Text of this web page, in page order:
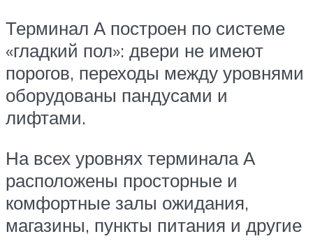
Терминал А построен по системе
«гладкий пол»: двери не имеют
порогов, переходы между уровнями
оборудованы пандусами и
лифтами.
На всех уровнях терминала А
расположены просторные и
комфортные залы ожидания,
магазины, пункты питания и другие